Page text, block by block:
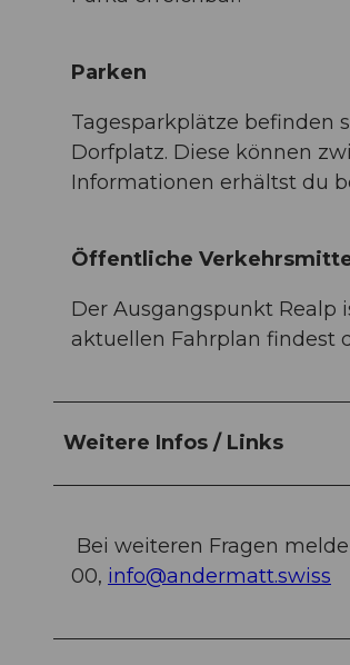
Parken
Tagesparkplätze befinden
Dorfplatz. Diese können
Informationen erhältst du
Öffentliche
Der Ausgangspunkt Realp
aktuellen Fahrplan findest
Weitere Infos / Links
Bei weiteren Fragen
00, info@andermatt.swiss